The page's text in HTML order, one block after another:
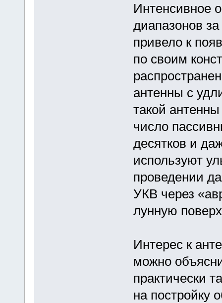
Интенсивное
диапазонов
привело к
по своим
антенны с
такой
число
десятков и
используют
проведении
УКВ через
лунную
Интерес к
можно
практически
на постройку